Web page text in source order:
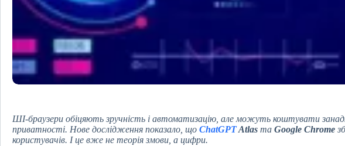
ШІ-браузери обіцяють зручність і автоматизацію, але можуть коштувати
приватності. Нове дослідження показало, що ChatGPTAtlas та Google Chrome
користувачів. І це вже не теорія змови, а цифри.